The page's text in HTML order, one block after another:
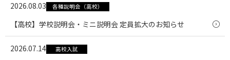
2026.08.03 各種説明会（高校）
【高校】学校説明会・ミニ説明会 定員拡大のお知らせ
2026.07.14 高校入試